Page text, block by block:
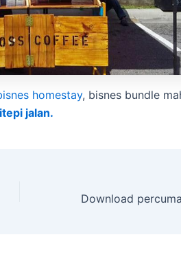
homestay, bisnes bundle
jalan.